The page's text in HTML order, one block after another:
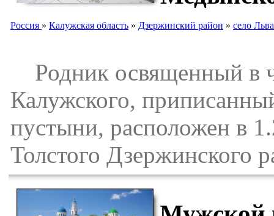
Россия » Калужская область » Дзержинский район » село
Родник освященный в
Калужского,
пустыни, расположен в
Толстого Дзержинского